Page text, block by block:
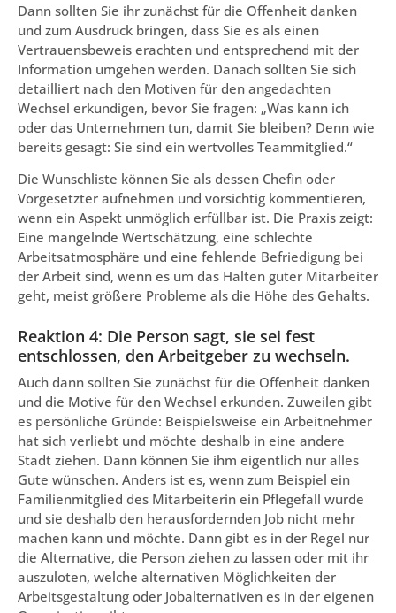
Dann sollten Sie ihr zunächst für die Offenheit danken
und zum Ausdruck bringen, dass Sie es als einen
Vertrauensbeweis erachten und entsprechend mit der
Information umgehen werden. Danach sollten Sie sich
detailliert nach den Motiven für den angedachten
Wechsel erkundigen, bevor Sie fragen: „Was kann ich
oder das Unternehmen tun, damit Sie bleiben? Denn wie
bereits gesagt: Sie sind ein wertvolles Teammitglied.“
Die Wunschliste können Sie als dessen Chefin oder
Vorgesetzter aufnehmen und vorsichtig kommentieren,
wenn ein Aspekt unmöglich erfüllbar ist. Die Praxis zeigt:
Eine mangelnde Wertschätzung, eine schlechte
Arbeitsatmosphäre und eine fehlende Befriedigung bei
der Arbeit sind, wenn es um das Halten guter Mitarbeiter
geht, meist größere Probleme als die Höhe des Gehalts.
Reaktion 4: Die Person sagt, sie sei fest
entschlossen, den Arbeitgeber zu wechseln.
Auch dann sollten Sie zunächst für die Offenheit danken
und die Motive für den Wechsel erkunden. Zuweilen gibt
es persönliche Gründe: Beispielsweise ein Arbeitnehmer
hat sich verliebt und möchte deshalb in eine andere
Stadt ziehen. Dann können Sie ihm eigentlich nur alles
Gute wünschen. Anders ist es, wenn zum Beispiel ein
Familienmitglied des Mitarbeiterin ein Pflegefall wurde
und sie deshalb den herausfordernden Job nicht mehr
machen kann und möchte. Dann gibt es in der Regel nur
die Alternative, die Person ziehen zu lassen oder mit ihr
auszuloten, welche alternativen Möglichkeiten der
Arbeitsgestaltung oder Jobalternativen es in der eigenen